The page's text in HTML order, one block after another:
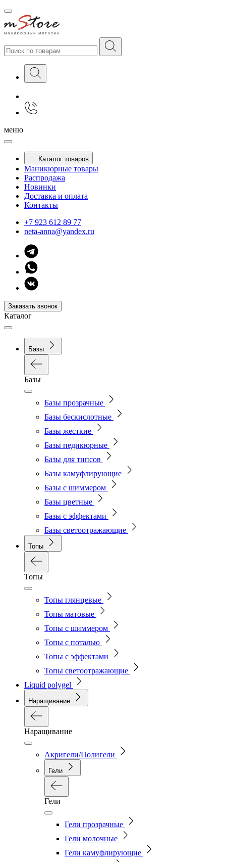
меню
Каталог товаров
Маникюрные товары
Распродажа
Новинки
Доставка и оплата
Контакты
+7 923 612 89 77
neta-anna@yandex.ru
Заказать звонок
Каталог
Базы
Базы
Базы прозрачные
Базы бескислотные
Базы жесткие
Базы педикюрные
Базы для типсов
Базы камуфлирующие
Базы с шиммером
Базы цветные
Базы с эффектами
Базы светоотражающие
Топы
Топы
Топы глянцевые
Топы матовые
Топы с шиммером
Топы с поталью
Топы с эффектами
Топы светоотражающие
Liquid polygel
Наращивание
Наращивание
Акригели/Полигели
Гели
Гели
Гели прозрачные
Гели молочные
Гели камуфлирующие